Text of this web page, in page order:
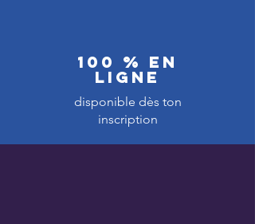
100 % en
ligne
disponible dès ton
inscription